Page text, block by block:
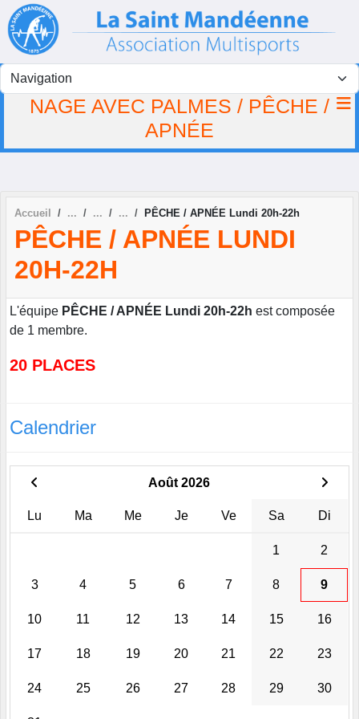
NAGE AVEC PALMES / PÊCHE /
APNÉE
Accueil PÊCHE / APNÉE Lundi 20h-22h
PÊCHE / APNÉE LUNDI
20H-22H
L'équipe PÊCHE / APNÉE Lundi 20h-22h est composée
de 1 membre.
20 PLACES
Calendrier
Août 2026
Lu Ma Me Je Ve Sa Di
1 2
3 4 5 6 7 8 9
10 11 12 13 14 15 16
17 18 19 20 21 22 23
24 25 26 27 28 29 30
Panneau de gestion des cookies